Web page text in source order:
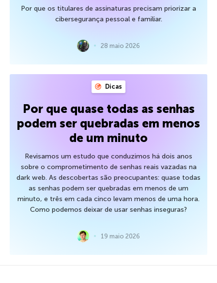
Por que os titulares de assinaturas precisam priorizar a
cibersegurança pessoal e familiar.
28 maio 2026
Dicas
Por que quase todas as senhas
podem ser quebradas em menos
de um minuto
Revisamos um estudo que conduzimos há dois anos
sobre o comprometimento de senhas reais vazadas na
dark web. As descobertas são preocupantes: quase todas
as senhas podem ser quebradas em menos de um
minuto, e três em cada cinco levam menos de uma hora.
Como podemos deixar de usar senhas inseguras?
19 maio 2026